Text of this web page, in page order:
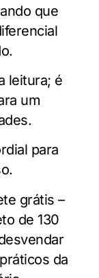
que
leitura; é
um
para
grátis –
de 130
da